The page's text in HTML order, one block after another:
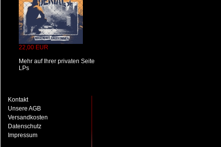
22,00 EUR
Mehr auf Ihrer privaten Seite
LPs
Kontakt
Unsere AGB
Versandkosten
Datenschutz
Impressum